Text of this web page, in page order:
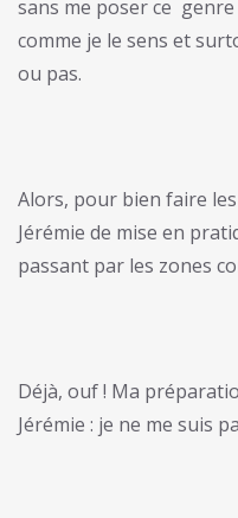
sans me poser ce
comme je le sens et
ou pas.
Alors, pour bien faire
Jérémie de mise en
passant par les zones
Déjà, ouf ! Ma
Jérémie : je ne me suis